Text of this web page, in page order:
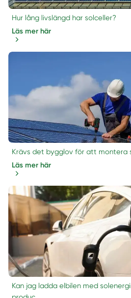
Hur lång livslängd har solceller?
Läs mer här
Krävs det bygglov för att montera
Läs mer här
Kan jag ladda elbilen med